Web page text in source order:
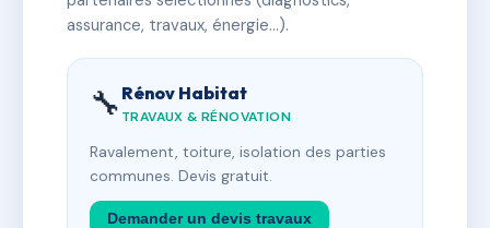
assurance, travaux, énergie…).
🔧 Rénov Habitat
TRAVAUX & RÉNOVATION
Ravalement, toiture, isolation des parties
communes. Devis gratuit.
Demander un devis travaux